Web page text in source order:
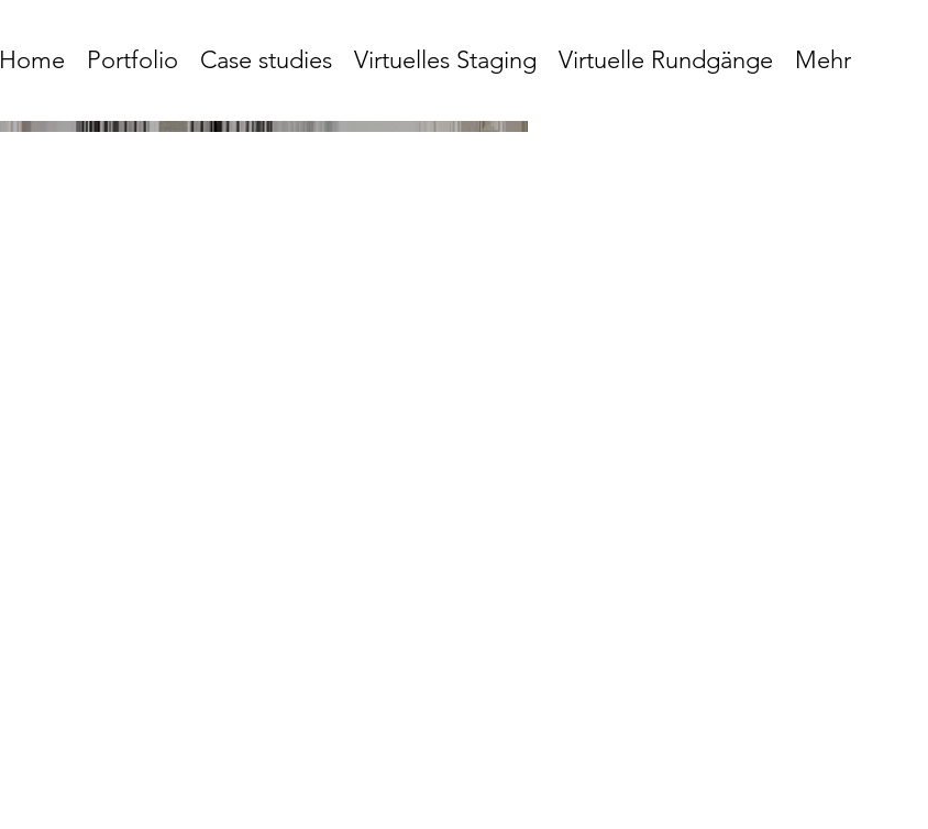
Home Portfolio Case studies Virtuelles Staging Virtuelle Rundgänge Mehr